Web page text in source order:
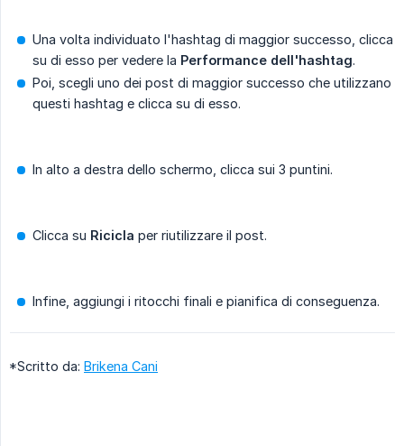
Una volta individuato l'hashtag di maggior successo, clicca
su di esso per vedere la Performance dell'hashtag.
Poi, scegli uno dei post di maggior successo che utilizzano
questi hashtag e clicca su di esso.
In alto a destra dello schermo, clicca sui 3 puntini.
Clicca su Ricicla per riutilizzare il post.
Infine, aggiungi i ritocchi finali e pianifica di conseguenza.
*Scritto da: Brikena Cani